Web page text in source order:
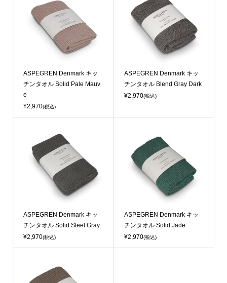
ASPEGREN Denmark キッ
チンタオル Solid Pale Mauv
e
¥2,970(税込)
ASPEGREN Denmark キッ
チンタオル Blend Gray Dark
¥2,970(税込)
ASPEGREN Denmark キッ
チンタオル Solid Steel Gray
¥2,970(税込)
ASPEGREN Denmark キッ
チンタオル Solid Jade
¥2,970(税込)